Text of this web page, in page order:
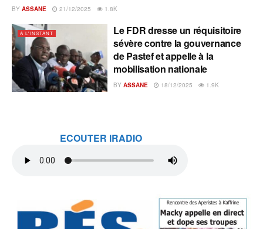
BY ASSANE 21/12/2025 1.8K
A L'INSTANT
Le FDR dresse un réquisitoire
sévère contre la gouvernance
de Pastef et appelle à la
mobilisation nationale
BY ASSANE 18/12/2025 1.9K
ECOUTER IRADIO